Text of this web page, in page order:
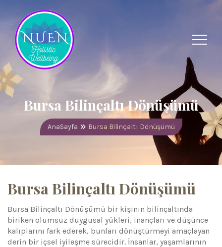
Bursa Bilinçaltı Dönüşümü
AnaSayfa Bursa Bilinçaltı Dönüşümü
Bursa Bilinçaltı Dönüşümü
Bursa Bilinçaltı Dönüşümü bir kişinin bilinçaltında
biriken olumsuz duygusal yükleri, inançları ve düşünce
kalıplarını fark ederek, bunları dönüştürmeyi amaçlayan
derin bir içsel iyileşme sürecidir. İnsanlar, yaşamlarının